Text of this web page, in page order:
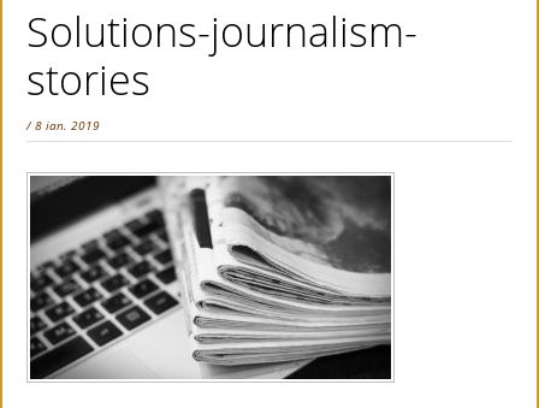
Solutions-journalism-
stories
/ 8 ian. 2019